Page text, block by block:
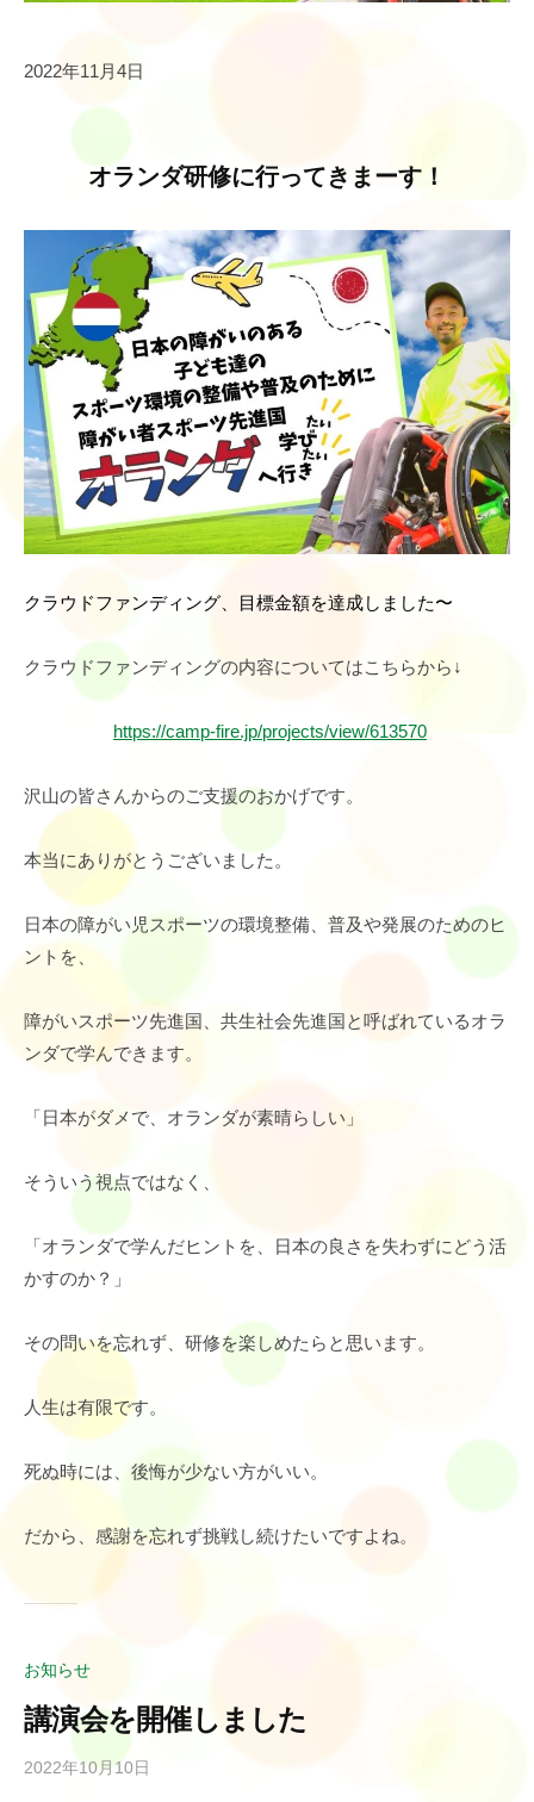
2022年11月4日
オランダ研修に行ってきまーす！
クラウドファンディング、目標金額を達成しました〜
クラウドファンディングの内容についてはこちらから↓
https://camp-fire.jp/projects/view/613570
沢山の皆さんからのご支援のおかげです。
本当にありがとうございました。
日本の障がい児スポーツの環境整備、普及や発展のためのヒ
ントを、
障がいスポーツ先進国、共生社会先進国と呼ばれているオラ
ンダで学んできます。
「日本がダメで、オランダが素晴らしい」
そういう視点ではなく、
「オランダで学んだヒントを、日本の良さを失わずにどう活
かすのか？」
その問いを忘れず、研修を楽しめたらと思います。
人生は有限です。
死ぬ時には、後悔が少ない方がいい。
だから、感謝を忘れず挑戦し続けたいですよね。
お知らせ
講演会を開催しました
2022年10月10日